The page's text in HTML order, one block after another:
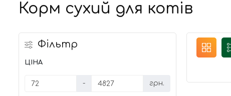
Корм сухий для котів
Фільтр
ЦІНА
- грн.